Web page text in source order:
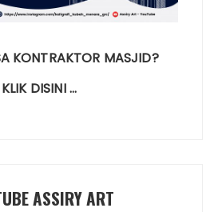
KONTRAKTOR MASJID?
KLIK DISINI …
ASSIRY ART